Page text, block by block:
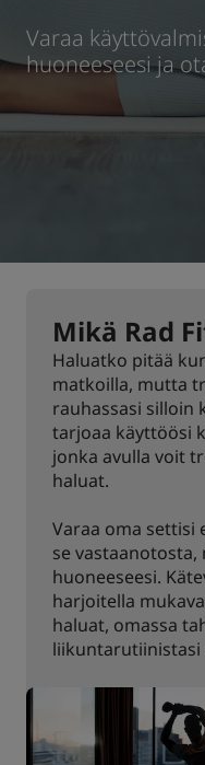
Park Plaza
J.
Kunlun
Keskustan hotellit
Käy blogissamme
Varaa
huoneeseesi ja
Mikä Rad
Haluatko pitää
matkoilla, mutta
rauhassasi silloin
tarjoaa käyttöösi
jonka avulla voit
haluat.
Varaa oma settisi
se
huoneeseesi.
harjoitella
haluat, omassa
liikuntarutiinistasi